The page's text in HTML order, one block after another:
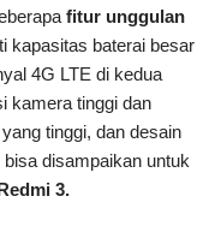
fitur unggulan
kapasitas baterai besar
4G LTE di kedua
kamera tinggi dan
yang tinggi, dan desain
disampaikan untuk
3.